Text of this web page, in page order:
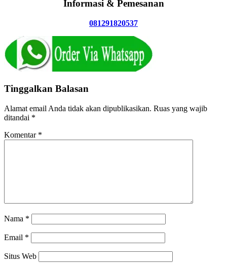
Informasi & Pemesanan
081291820537
Tinggalkan Balasan
Alamat email Anda tidak akan dipublikasikan. Ruas yang wajib
ditandai *
Komentar *
Nama *
Email *
Situs Web